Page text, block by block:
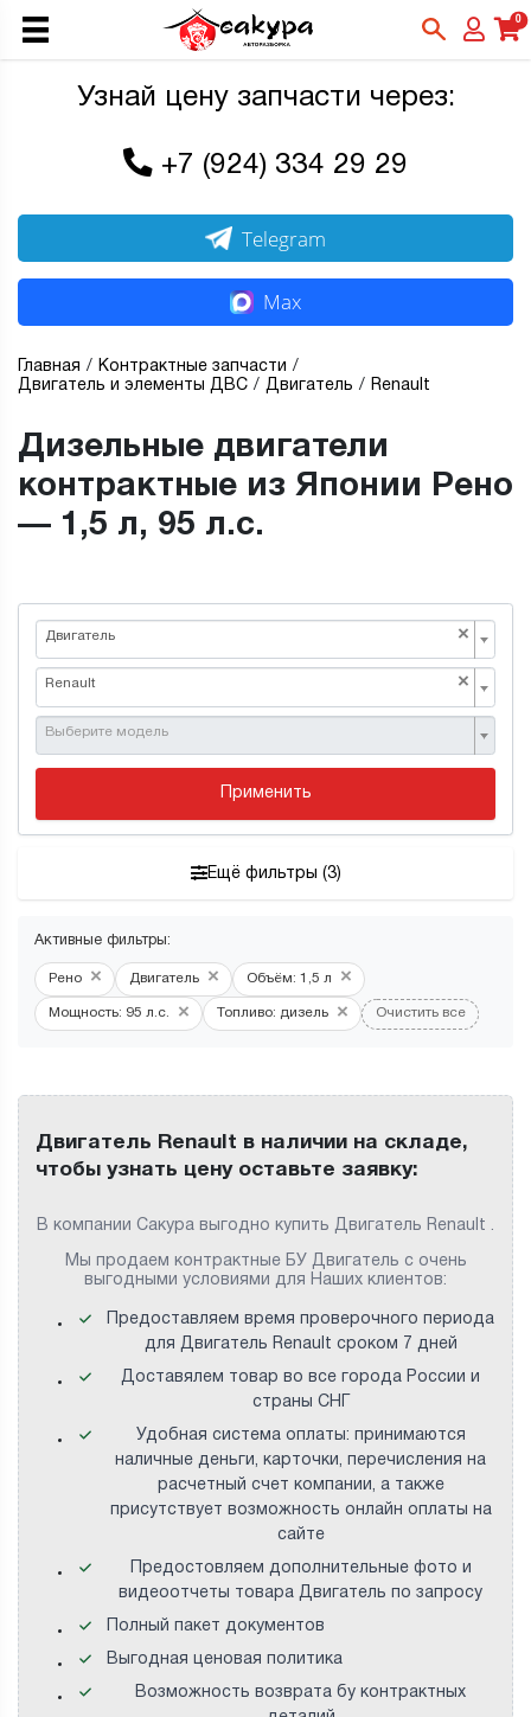
0
Узнай цену запчасти через:
+7 (924) 334 29 29
Telegram
Max
Главная
Контрактные запчасти
Двигатель и элементы ДВС
Двигатель Renault
Дизельные двигатели
контрактные из Японии Рено
— 1,5 л, 95 л.с.
×
Двигатель
×
Renault
Выберите модель
Применить
Ещё фильтры (3)
Активные фильтры:
Рено × Двигатель × Объём: 1,5 л ×
Мощность: 95 л.с. × Топливо: дизель × Очистить все
Двигатель Renault в наличии на складе,
чтобы узнать цену оставьте заявку:
В компании Сакура выгодно купить Двигатель Renault .
Мы продаем контрактные БУ Двигатель с очень
выгодными условиями для Наших клиентов:
Предоставляем время проверочного периода
для Двигатель Renault сроком 7 дней
Доставялем товар во все города России и
страны СНГ
Удобная система оплаты: принимаются
наличные деньги, карточки, перечисления на
расчетный счет компании, а также
присутствует возможность онлайн оплаты на
сайте
Предостовляем дополнительные фото и
видеоотчеты товара Двигатель по запросу
Полный пакет документов
Выгодная ценовая политика
Возможность возврата бу контрактных